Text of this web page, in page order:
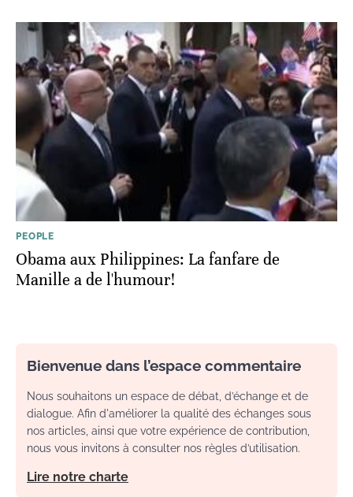
PEOPLE
Obama aux Philippines: La fanfare de
Manille a de l'humour!
Bienvenue dans l’espace commentaire
Nous souhaitons un espace de débat, d’échange et de
dialogue. Afin d'améliorer la qualité des échanges sous
nos articles, ainsi que votre expérience de contribution,
nous vous invitons à consulter nos règles d’utilisation.
Lire notre charte